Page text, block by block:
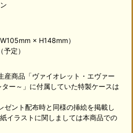
× H148mm）
定）
産商品「ヴァイオレット・エヴァー
ー～」に付属していた特製ケースは
ゼント配布時と同様の挿絵を掲載し
イラストに関しましては本商品での